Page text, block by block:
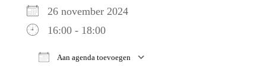
26 november 2024
16:00 - 18:00
Aan agenda toevoegen